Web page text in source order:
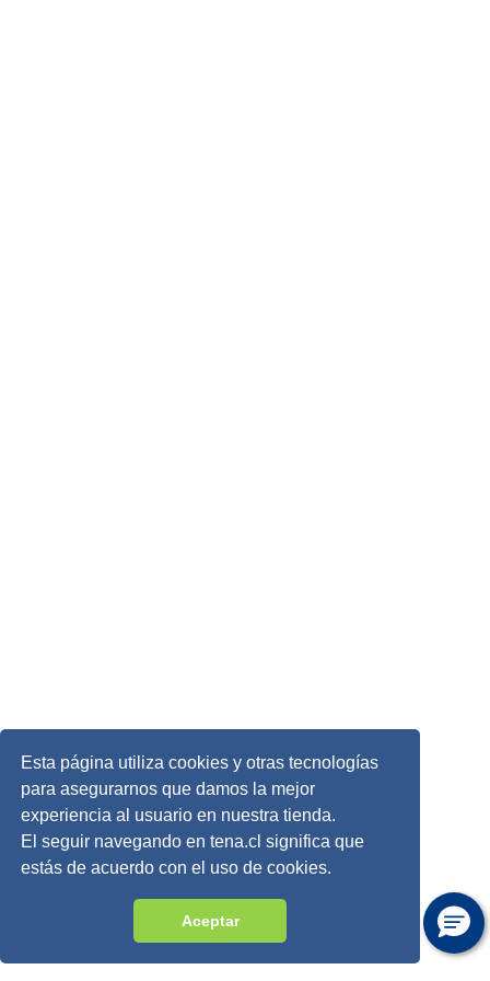
Esta página utiliza cookies y otras tecnologías
para asegurarnos que damos la mejor
experiencia al usuario en nuestra tienda.
El seguir navegando en tena.cl significa que
estás de acuerdo con el uso de cookies.
Aceptar